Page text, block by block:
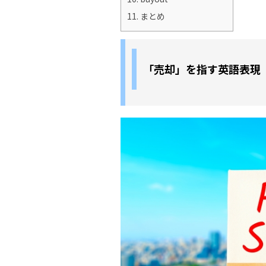
11. まとめ
「売却」を指す英語表現